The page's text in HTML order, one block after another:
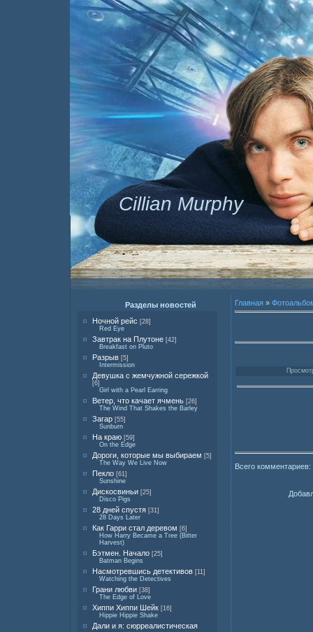
Cillian Murphy
Разделы новостей
Ночной рейс [28]
Red Eye
Завтрак на Плутоне [42]
Breakfast on Pluto
Разрыв [5]
Intermission
Девушка с жемчужной сережкой
[6]
Girl with a Pearl Earring
Ветер, что качает ячмень [26]
The Wind That Shakes the Barley
Загар [55]
Sunburn
На краю [59]
On the Edge
Дороги, которые мы выбираем [5]
The Way We Live Now
Пекло [61]
Sunshine
Дискосвиньи [25]
Disco Pigs
28 дней спустя [31]
28 Days Later
Как Гарри стал деревом [6]
How Harry Became a Tree (Bitter
Harvest)
Бэтмен. Начало [25]
Batman Begins
Насмотревшись детективов [11]
Watching the Detectives
Грани любви [38]
The Edge of Love
Хиппи Хиппи Шейк [16]
Hippie Hippie Shake
Дали и я: сюрреалистическая
Главная »
Всего комментариев: